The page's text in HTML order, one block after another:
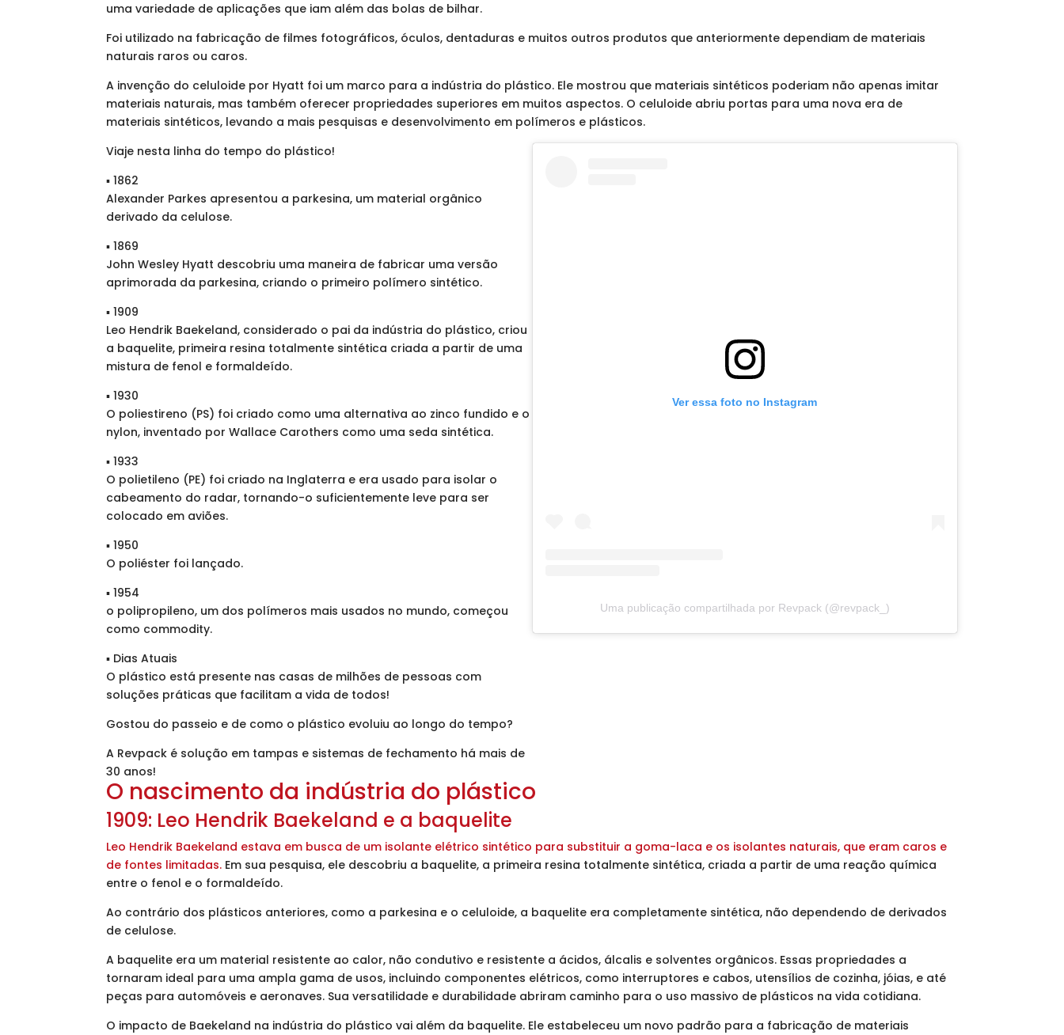
uma variedade de aplicações que iam além das bolas de bilhar.
Foi utilizado na fabricação de filmes fotográficos, óculos, dentaduras e muitos outros produtos que anteriormente dependiam de materiais
naturais raros ou caros.
A invenção do celuloide por Hyatt foi um marco para a indústria do plástico. Ele mostrou que materiais sintéticos poderiam não apenas imitar
materiais naturais, mas também oferecer propriedades superiores em muitos aspectos. O celuloide abriu portas para uma nova era de
materiais sintéticos, levando a mais pesquisas e desenvolvimento em polímeros e plásticos.
Viaje nesta linha do tempo do plástico!
▪ 1862
Alexander Parkes apresentou a parkesina, um material orgânico
derivado da celulose.
▪ 1869
John Wesley Hyatt descobriu uma maneira de fabricar uma versão
aprimorada da parkesina, criando o primeiro polímero sintético.
▪ 1909
Leo Hendrik Baekeland, considerado o pai da indústria do plástico, criou
a baquelite, primeira resina totalmente sintética criada a partir de uma
mistura de fenol e formaldeído.
▪ 1930
O poliestireno (PS) foi criado como uma alternativa ao zinco fundido e o
nylon, inventado por Wallace Carothers como uma seda sintética.
▪ 1933
O polietileno (PE) foi criado na Inglaterra e era usado para isolar o
cabeamento do radar, tornando-o suficientemente leve para ser
colocado em aviões.
▪ 1950
O poliéster foi lançado.
▪ 1954
o polipropileno, um dos polímeros mais usados ​​no mundo, começou
como commodity.
▪ Dias Atuais
O plástico está presente nas casas de milhões de pessoas com
soluções práticas que facilitam a vida de todos!
Gostou do passeio e de como o plástico evoluiu ao longo do tempo?
A Revpack é solução em tampas e sistemas de fechamento há mais de
30 anos!
Ver essa foto no Instagram
Uma publicação compartilhada por Revpack (@revpack_)
O nascimento da indústria do plástico
1909: Leo Hendrik Baekeland e a baquelite
Leo Hendrik Baekeland estava em busca de um isolante elétrico sintético para substituir a goma-laca e os isolantes naturais, que eram caros e
de fontes limitadas. Em sua pesquisa, ele descobriu a baquelite, a primeira resina totalmente sintética, criada a partir de uma reação química
entre o fenol e o formaldeído.
Ao contrário dos plásticos anteriores, como a parkesina e o celuloide, a baquelite era completamente sintética, não dependendo de derivados
de celulose.
A baquelite era um material resistente ao calor, não condutivo e resistente a ácidos, álcalis e solventes orgânicos. Essas propriedades a
tornaram ideal para uma ampla gama de usos, incluindo componentes elétricos, como interruptores e cabos, utensílios de cozinha, jóias, e até
peças para automóveis e aeronaves. Sua versatilidade e durabilidade abriram caminho para o uso massivo de plásticos na vida cotidiana.
O impacto de Baekeland na indústria do plástico vai além da baquelite. Ele estabeleceu um novo padrão para a fabricação de materiais